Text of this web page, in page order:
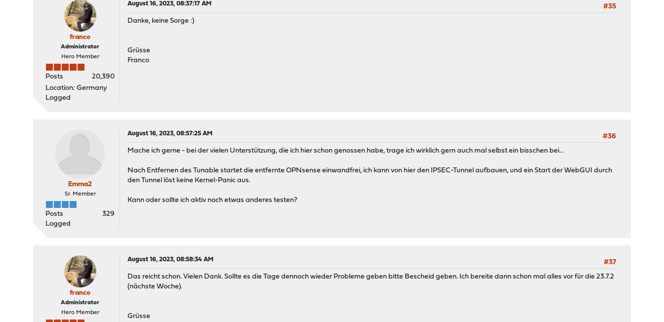
franco
Administrator
Hero Member
Posts
20,390
Location: Germany
Logged
August 16, 2023, 08:37:17 AM
#35
Danke, keine Sorge :)
Grüsse
Franco
Emma2
Sr. Member
Posts
329
Logged
August 16, 2023, 08:57:25 AM
#36
Mache ich gerne - bei der vielen Unterstützung, die ich hier schon genossen habe, trage ich wirklich gern auch mal selbst ein bisschen bei...
Nach Entfernen des Tunable startet die entfernte OPNsense einwandfrei, ich kann von hier den IPSEC-Tunnel aufbauen, und ein Start der WebGUI durch
den Tunnel löst keine Kernel-Panic aus.
Kann oder sollte ich aktiv noch etwas anderes testen?
franco
Administrator
Hero Member
August 16, 2023, 08:58:34 AM
#37
Das reicht schon. Vielen Dank. Sollte es die Tage dennoch wieder Probleme geben bitte Bescheid geben. Ich bereite dann schon mal alles vor für die 23.7.2
(nächste Woche).
Grüsse